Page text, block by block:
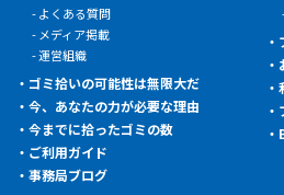
よくある質問
メディア掲載
運営組織
ゴミ拾いの可能性は無限大だ
今、あなたの力が必要な理由
今までに拾ったゴミの数
ご利用ガイド
事務局ブログ